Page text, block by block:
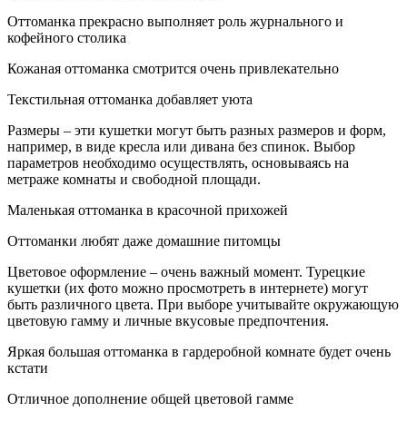
Оттоманка прекрасно выполняет роль журнального и
кофейного столика
Кожаная оттоманка смотрится очень привлекательно
Текстильная оттоманка добавляет уюта
Размеры – эти кушетки могут быть разных размеров и форм,
например, в виде кресла или дивана без спинок. Выбор
параметров необходимо осуществлять, основываясь на
метраже комнаты и свободной площади.
Маленькая оттоманка в красочной прихожей
Оттоманки любят даже домашние питомцы
Цветовое оформление – очень важный момент. Турецкие
кушетки (их фото можно просмотреть в интернете) могут
быть различного цвета. При выборе учитывайте окружающую
цветовую гамму и личные вкусовые предпочтения.
Яркая большая оттоманка в гардеробной комнате будет очень
кстати
Отличное дополнение общей цветовой гамме